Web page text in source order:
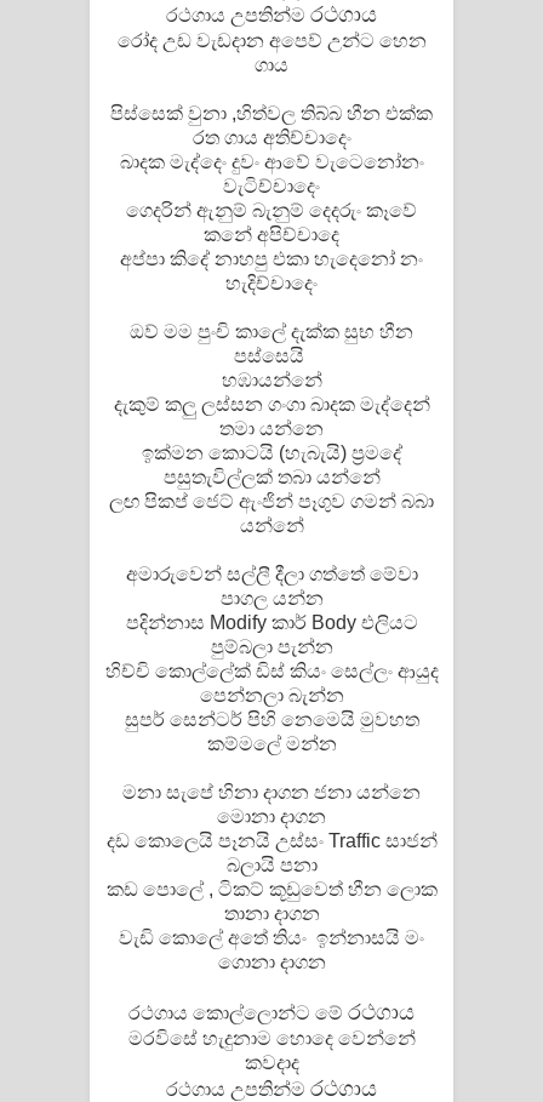
රථගාය උපතින්ම රථගාය
රෝද උඩ වැඩදාන අපෙව් උන්ට හෙන
ගාය
පිස්සෙක් වුනා ,හිත්වල තිබ්බ හීන එක්ක
රත ගාය අතිච්චාදෙං
බාදක මැද්දෙං දුවං ආවේ වැටෙනෝනං
වැටිච්චාදෙං
ගෙදරින් ඇනුම් බැනුම් දෙදරුං කෑවේ
⁣කනේ ⁣අපිච්චාදෙ
අප්පා කිදේ නාහපු එකා හැදෙනෝ නං
හැදිච්චාදෙං
ඔව් මම පුංචි කාලේ දැක්ක සුභ හීන
පස්සෙයි
හඹායන්නේ
දැකුම් කලු ලස්සන ගංගා බාදක මැද්දෙන්
තමා යන්නෙ
ඉක්මන කොටයි (හැබැයි) ප්‍රමදේ
පසුතැවිල්ලක් තබා යන්නේ
ලඟ පිකප් ජෙට් ඇංජින් පෑගුව ගමන් බබා
යන්නේ
අමාරුවෙන් සල්ලී දීලා ගත්තේ මේවා
පාගල යන්න
පදින්නාස Modify කාර් Body එලියට
පුම්බලා පැන්න
හිච්චි කොල්ලේක් ඩිස් කියං සෙල්ලං ආයුද
පෙන්නලා බැන්න
සුපර් සෙන්ටර් පිහි නෙමෙයි මුවහත
කම්මලේ මන්න
මනා සැපේ හිනා දාගන ජනා යන්නෙ
මොනා දාගන
දඩ කොලෙයි පෑනයි උස්සං Traffic සාජන්
බලායි පනා
කඩ පොලේ , ටිකට් කූඩුවෙත් හීන ලොක
තානා දාගන
වැඩි කොලේ අතේ තියං ඉන්නාසයි මං
ගොනා දාගන
රථගාය කොල්ලොන්ට මේ රථගාය
මරවිසේ හැදුනාම හොදෙ වෙන්නේ
කවදාද
රථගාය උපතින්ම රථගාය